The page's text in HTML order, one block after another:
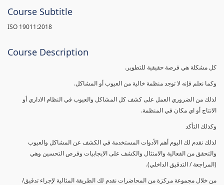
Course Subtitle
ISO 19011:2018
Course Description
كل مشكلة هي فرصة حقيقية للتطوير.
وكما نعلم فإنه لا توجد منظمة خالية من العيوب أو المشاكل.
لذلك من الضروري العمل على كشف كل المشاكل والعيوب في النظام الاداري أو
الانتاج أو اي مكان في المنظمة.
وكذلك التأكد
لذلك نقدم لك اليوم أهم الأدوات المستخدمة في الكشف عن المشاكل والعيوب
والتحقق من الفعالية والامتثال والكشف على الايجابيات وفرص التحسين وهي
(المراجعة / التدقيق الداخلي).
من خلال مجموعة مركزة من المحاضرات نقدم لك الطريقة المثالية لإجراء تدقيق/